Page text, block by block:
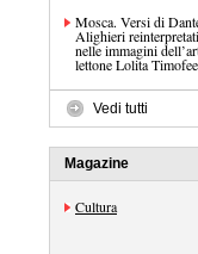
Mosca. Versi di
Alighieri reinterpretati
nelle immagini
lettone Lolita
Vedi tutti
Magazine
Cultura